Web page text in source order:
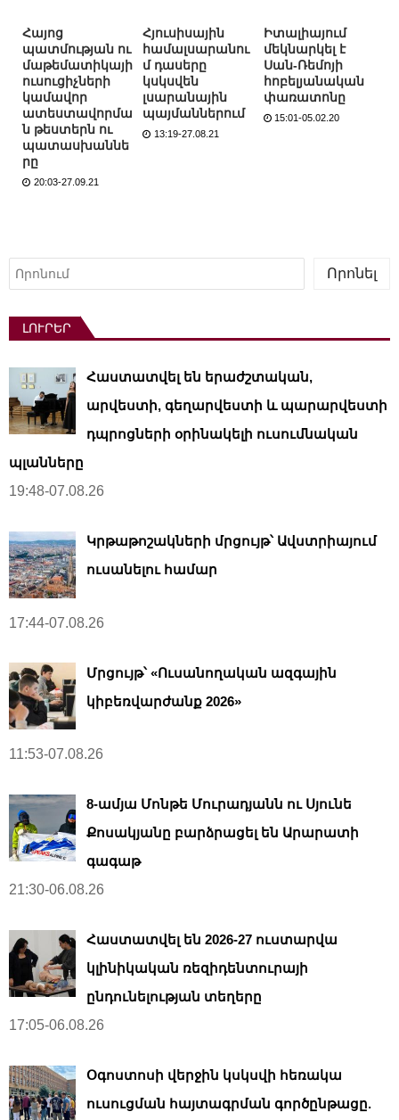
Հայոց
պատմության ու
մաթեմատիկայի
ուսուցիչների
կամավոր
ատեստավորմա
ն թեստերն ու
պատասխաննե
րը
20:03-27.09.21
Հյուսիսային
համալսարանու
մ դասերը
կսկսվեն
լսարանային
պայմաններում
13:19-27.08.21
Իտալիայում
մեկնարկել է
Սան-Ռեմոյի
հոբելյանական
փառատոնը
15:01-05.02.20
Որոնել
Որոնել
ԼՈՒՐԵՐ
Հաստատվել են երաժշտական,
արվեստի, գեղարվեստի և պարարվեստի
դպրոցների օրինակելի ուսումնական
պլանները
19:48-07.08.26
Կրթաթոշակների մրցույթ՝ Ավստրիայում
ուսանելու համար
17:44-07.08.26
Մրցույթ՝ «Ուսանողական ազգային
կիբեռվարժանք 2026»
11:53-07.08.26
8-ամյա Մոնթե Մուրադյանն ու Սյունե
Քոսակյանը բարձրացել են Արարատի
գագաթ
21:30-06.08.26
Հաստատվել են 2026-27 ուստարվա
կլինիկական ռեզիդենտուրայի
ընդունելության տեղերը
17:05-06.08.26
Օգոստոսի վերջին կսկսվի հեռակա
ուսուցման հայտագրման գործընթացը.